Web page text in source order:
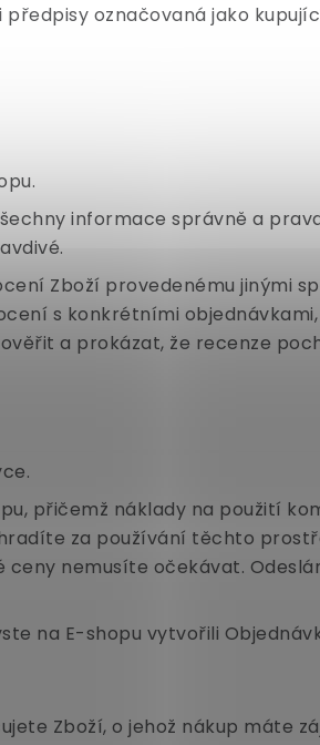
označovaná jako
informace správně a
Zboží provedenému jinými
s konkrétními
a prokázat, že recenze
přičemž náklady na použití
za používání těchto
nemusíte očekávat.
na E-shopu vytvořili
Zboží, o jehož nákup máte